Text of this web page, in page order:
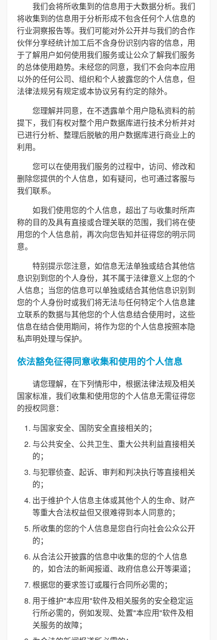
我们会将所收集到的信息用于大数据分析。我们
将收集到的信息用于分析形成不包含任何个人信息的
行业洞察报告等。我们可能对外公开并与我们的合作
伙伴分享经统计加工后不含身份识别内容的信息，用
于了解用户如何使用我们服务或让公众了解我们服务
的总体使用趋势。未经您的同意，我们不会向本应用
以外的任何公司、组织和个人披露您的个人信息，但
法律法规另有规定或本协议另有约定的除外。
您理解并同意，在不透露单个用户隐私资料的前
提下，我们有权对整个用户数据库进行技术分析并对
已进行分析、整理后脱敏的用户数据库进行商业上的
利用。
您可以在使用我们服务的过程中，访问、修改和
删除您提供的个人信息，如有疑问，也可通过客服与
我们联系。
如我们使用您的个人信息，超出了与收集时所声
称的目的及具有直接或合理关联的范围，我们将在使
用您的个人信息前，再次向您告知并征得您的明示同
意。
特别提示您注意，如信息无法单独或结合其他信
息识别到您的个人身份，其不属于法律意义上您的个
人信息；当您的信息可以单独或结合其他信息识别到
您的个人身份时或我们将无法与任何特定个人信息建
立联系的数据与其他您的个人信息结合使用时，这些
信息在结合使用期间，将作为您的个人信息按照本隐
私声明处理与保护。
依法豁免征得同意收集和使用的个人信息
请您理解，在下列情形中，根据法律法规及相关
国家标准，我们收集和使用您的个人信息无需征得您
的授权同意：
与国家安全、国防安全直接相关的；
与公共安全、公共卫生、重大公共利益直接相关
的；
与犯罪侦查、起诉、审判和判决执行等直接相关
的；
出于维护个人信息主体或其他个人的生命、财产
等重大合法权益但又很难得到本人同意的；
所收集的您的个人信息是您自行向社会公众公开
的；
从合法公开披露的信息中收集的您的个人信息
的，如合法的新闻报道、政府信息公开等渠道；
根据您的要求签订或履行合同所必需的；
用于维护"本应用"软件及相关服务的安全稳定运
行所必需的，例如发现、处置"本应用"软件及相
关服务的故障；